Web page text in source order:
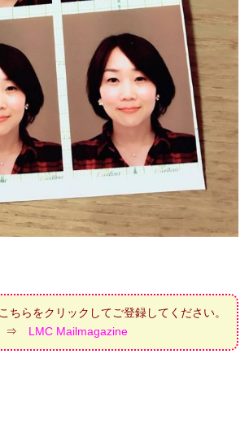
ちらをクリックしてご登録してください。
⇒ LMC Mailmagazine